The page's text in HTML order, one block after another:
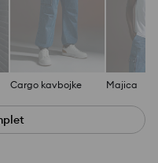
Cargo kavbojke Majica